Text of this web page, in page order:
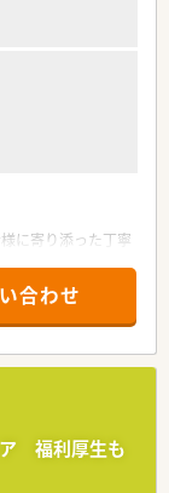
に寄り添った丁寧
ミュニケーショ
める方を歓迎しま
ネジャーなどの他
きるのが強みで
師が積極的に訪問
徹底しておりま
合わせ
福利厚生も